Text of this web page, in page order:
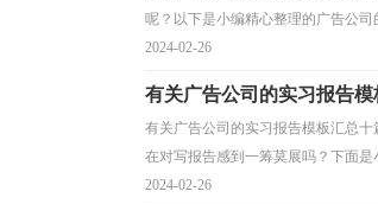
呢？以下是小编精心整理的广告公司
2024-02-26
有关广告公司的实习报告
有关广告公司的实习报告模板汇总
在对写报告感到一筹莫展吗？下面是
2024-02-26